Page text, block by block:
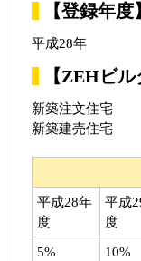
【登録年度】
平成28年
【ZEHビル
新築注文住宅
新築建売住宅
平成28年
度
平成
度
5% 10%